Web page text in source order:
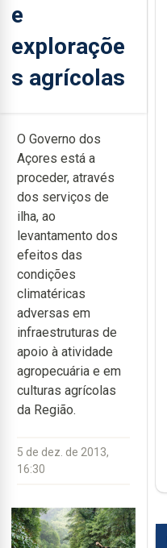
e
exploraçõe
s agrícolas
O Governo dos
Açores está a
proceder, através
dos serviços de
ilha, ao
levantamento dos
efeitos das
condições
climatéricas
adversas em
infraestruturas de
apoio à atividade
agropecuária e em
culturas agrícolas
da Região.
5 de dez. de 2013,
16:30